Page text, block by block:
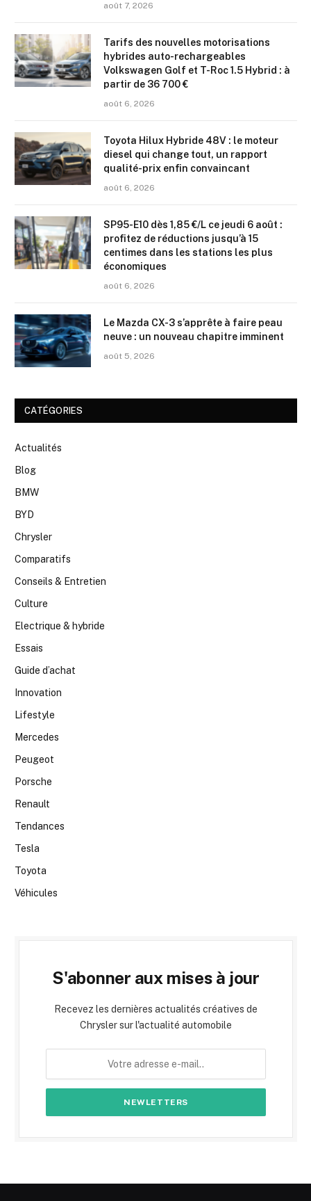
août 7, 2026
Tarifs des nouvelles motorisations
hybrides auto-rechargeables
Volkswagen Golf et T-Roc 1.5 Hybrid : à
partir de 36 700 €
août 6, 2026
Toyota Hilux Hybride 48V : le moteur
diesel qui change tout, un rapport
qualité-prix enfin convaincant
août 6, 2026
SP95-E10 dès 1,85 €/L ce jeudi 6 août :
profitez de réductions jusqu’à 15
centimes dans les stations les plus
économiques
août 6, 2026
Le Mazda CX-3 s’apprête à faire peau
neuve : un nouveau chapitre imminent
août 5, 2026
CATÉGORIES
Actualités
Blog
BMW
BYD
Chrysler
Comparatifs
Conseils & Entretien
Culture
Electrique & hybride
Essais
Guide d’achat
Innovation
Lifestyle
Mercedes
Peugeot
Porsche
Renault
Tendances
Tesla
Toyota
Véhicules
S'abonner aux mises à jour
Recevez les dernières actualités créatives de
Chrysler sur l'actualité automobile